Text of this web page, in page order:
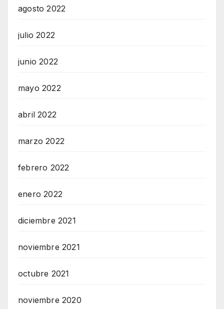
agosto 2022
julio 2022
junio 2022
mayo 2022
abril 2022
marzo 2022
febrero 2022
enero 2022
diciembre 2021
noviembre 2021
octubre 2021
noviembre 2020